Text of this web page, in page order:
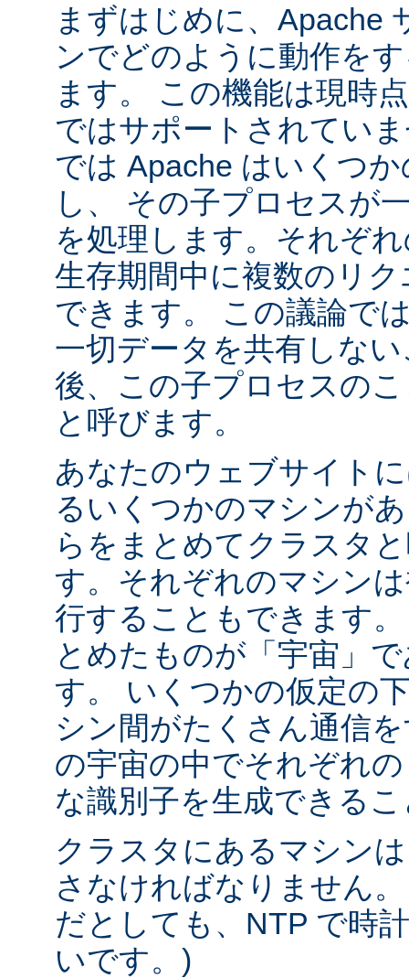
まずはじめに、Apache
ンでどのように動作を
ます。 この機能は現時
ではサポートされてい
では Apache はいくつ
し、 その子プロセスが
を処理します。それぞ
生存期間中に複数のリ
できます。 この議論で
一切データを共有しな
後、この子プロセスの
と呼びます。
あなたのウェブサイト
るいくつかのマシンが
らをまとめてクラスタ
す。それぞれのマシン
行することもできます
とめたものが「宇宙」
す。 いくつかの仮定の
シン間がたくさん通信
の宇宙の中でそれぞれ
な識別子を生成できる
クラスタにあるマシン
さなければなりません
だとしても、NTP で時
いです。)